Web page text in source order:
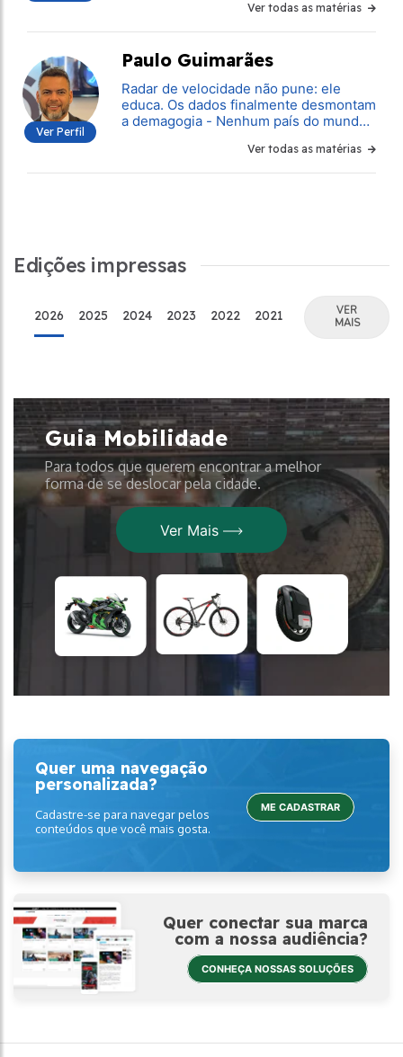
número recorde de lobistas pró-
combustíveis fósseis
Ver todas as matérias
Ver Perfil
Paulo Guimarães
Radar de velocidade não pune: ele
educa. Os dados finalmente desmontam
a demagogia - Nenhum país do mundo
trânsito sem tecnologia, coerência e,
principalmente, coragem política
Ver todas as matérias
Edições impressas
2026 2025 2024 2023 2022 2021
VER
MAIS
Guia Mobilidade
Para todos que querem encontrar a melhor
forma de se deslocar pela cidade.
Ver Mais
Quer uma navegação
personalizada?
Cadastre-se para navegar pelos
conteúdos que você mais gosta.
ME CADASTRAR
Quer conectar sua marca
com a nossa audiência?
CONHEÇA NOSSAS SOLUÇÕES